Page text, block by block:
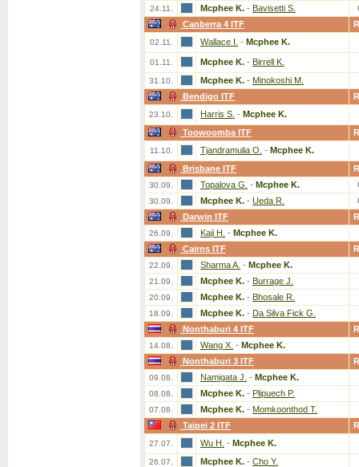
24.11. Mcphee K. - Bavisetti S.
Canberra 4 ITF
02.11. Wallace I. - Mcphee K.
01.11. Mcphee K. - Birrell K.
31.10. Mcphee K. - Minokoshi M.
Bendigo ITF
23.10. Harris S. - Mcphee K.
Toowoomba ITF
11.10. Tjandramulia O. - Mcphee K.
Brisbane ITF
30.09. Topalova G. - Mcphee K.
30.09. Mcphee K. - Ueda R.
Darwin ITF
26.09. Kaji H. - Mcphee K.
Cairns ITF
22.09. Sharma A. - Mcphee K.
21.09. Mcphee K. - Burrage J.
20.09. Mcphee K. - Bhosale R.
18.09. Mcphee K. - Da Silva Fick G.
Nonthaburi 4 ITF
14.08. Wang X. - Mcphee K.
Nonthaburi 3 ITF
09.08. Namigata J. - Mcphee K.
08.08. Mcphee K. - Plipuech P.
07.08. Mcphee K. - Momkoonthod T.
Taipei 2 ITF
27.07. Wu H. - Mcphee K.
26.07. Mcphee K. - Cho Y.